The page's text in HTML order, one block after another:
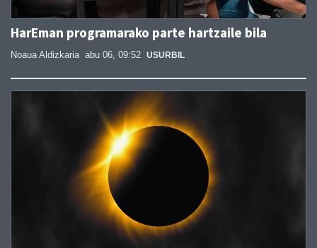
HarEman programarako parte hartzaile bila
Noaua Aldizkaria abu 06, 09:52 USURBIL